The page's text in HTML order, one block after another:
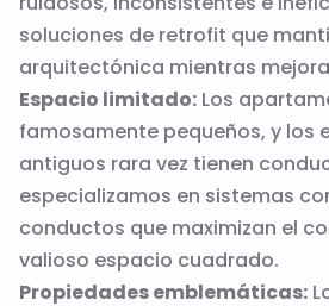
soluciones de retrofit que
arquitectónica mientras
Espacio limitado:Los
famosamente pequeños, y los
antiguos rara vez tienen
especializamos en sistemas
conductos que maximizan el
valioso espacio cuadrado.
Propiedades emblemáticas: